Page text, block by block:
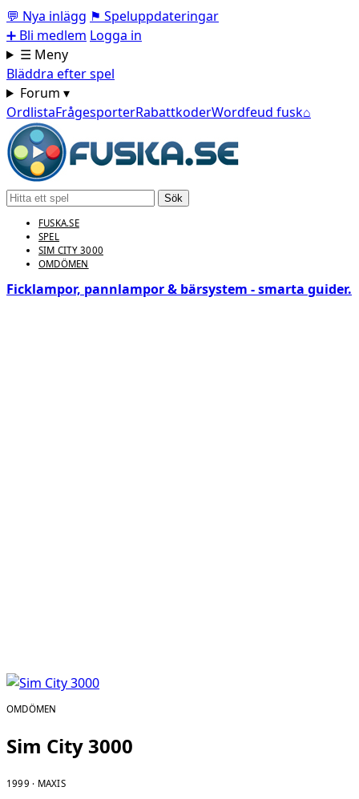
💬 Nya inlägg ⚑ Speluppdateringar
➕ Bli medlem Logga in
☰ Meny
Bläddra efter spel
Forum ▾
OrdlistaFrågesporterRabattkoderWordfeud fusk⌂
Sök
FUSKA.SE
SPEL
SIM CITY 3000
OMDÖMEN
Ficklampor, pannlampor & bärsystem - smarta guider.
OMDÖMEN
Sim City 3000
1999 · MAXIS